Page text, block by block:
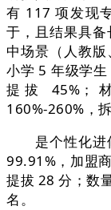
有 117 项发现
于，且结果具
中场景（人教
小学 5 年级学
提拔 45%；
160%-260%，
是个性化进
99.91%，加盟
提拔 28 分；数
名。